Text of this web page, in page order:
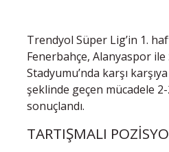
Trendyol Süper Lig’in 1.
Fenerbahçe, Alanyaspor
Stadyumu’nda karşı
şeklinde geçen mücadele
sonuçlandı.
TARTIŞMALI